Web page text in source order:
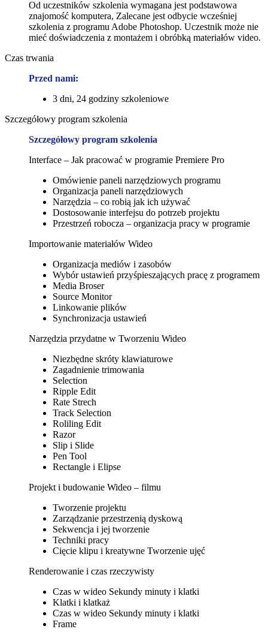
Od uczestników szkolenia wymagana jest podstawowa
znajomość komputera, Zalecane jest odbycie wcześniej
szkolenia z programu Adobe Photoshop. Uczestnik może nie
mieć doświadczenia z montażem i obróbką materiałów video.
Czas trwania
Przed nami:
3 dni, 24 godziny szkoleniowe
Szczegółowy program szkolenia
Szczegółowy program szkolenia
Interface – Jak pracować w programie Premiere Pro
Omówienie paneli narzędziowych programu
Organizacja paneli narzędziowych
Narzędzia – co robią jak ich używać
Dostosowanie interfejsu do potrzeb projektu
Przestrzeń robocza – organizacja pracy w programie
Importowanie materiałów Wideo
Organizacja mediów i zasobów
Wybór ustawień przyśpieszających pracę z programem
Media Broser
Source Monitor
Linkowanie plików
Synchronizacja ustawień
Narzędzia przydatne w Tworzeniu Wideo
Niezbędne skróty klawiaturowe
Zagadnienie trimowania
Selection
Ripple Edit
Rate Strech
Track Selection
Roliling Edit
Razor
Slip i Slide
Pen Tool
Rectangle i Elipse
Projekt i budowanie Wideo – filmu
Tworzenie projektu
Zarządzanie przestrzenią dyskową
Sekwencja i jej tworzenie
Techniki pracy
Cięcie klipu i kreatywne Tworzenie ujęć
Renderowanie i czas rzeczywisty
Czas w wideo Sekundy minuty i klatki
Klatki i klatkaż
Czas w wideo Sekundy minuty i klatki
Frame